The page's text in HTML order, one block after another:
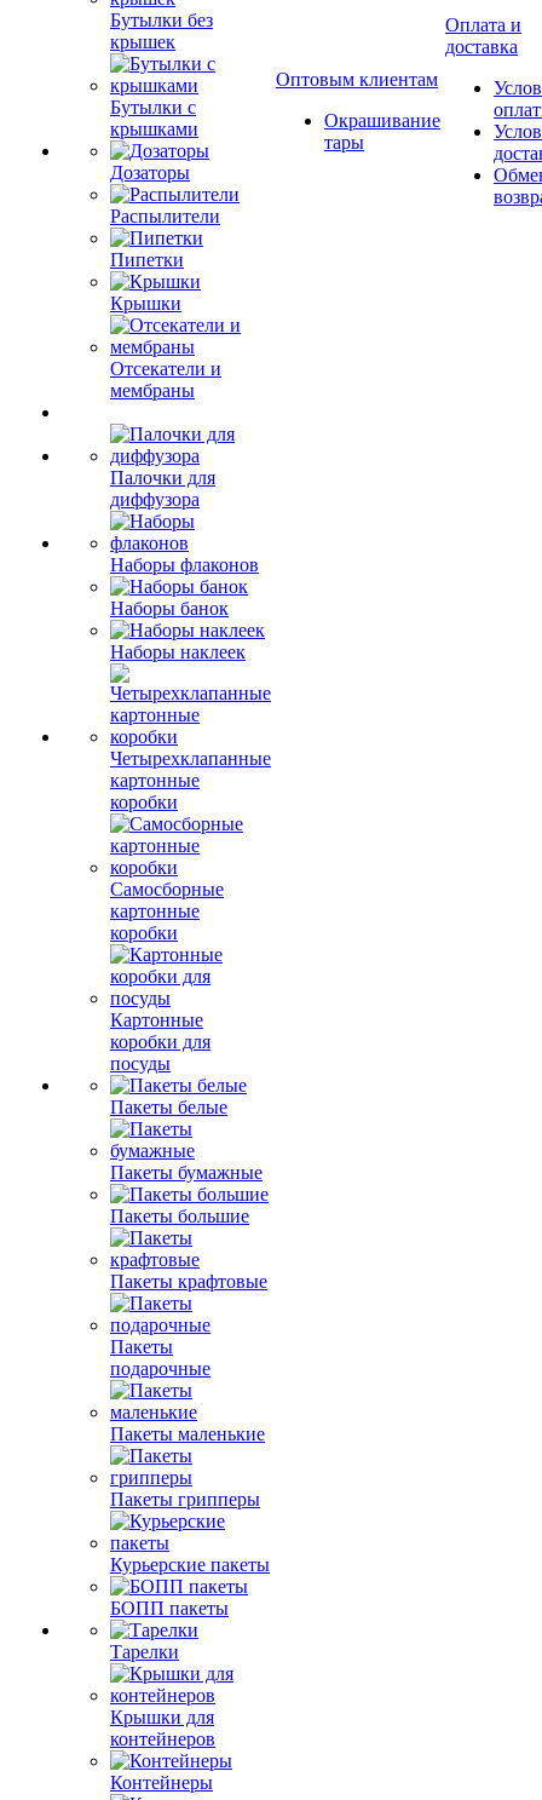
Бутылки без
крышек
Бутылки с
крышками
Дозаторы
Распылители
Пипетки
Крышки
Отсекатели и
мембраны
Палочки для
диффузора
Наборы флаконов
Наборы банок
Наборы наклеек
Четырехклапанные
картонные
коробки
Самосборные
картонные
коробки
Картонные
коробки для
посуды
Пакеты белые
Пакеты бумажные
Пакеты большие
Пакеты крафтовые
Пакеты
подарочные
Пакеты маленькие
Пакеты грипперы
Курьерские пакеты
БОПП пакеты
Тарелки
Крышки для
контейнеров
Контейнеры
Оптовым клиентам
Окрашивание
тары
Оплата и
доставка